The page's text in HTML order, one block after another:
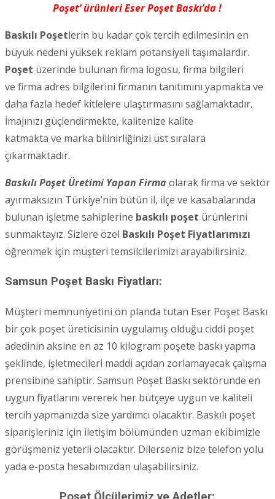
Poşet’ ürünleri Eser Poşet Baskı’da !
Baskılı Poşetlerin bu kadar çok tercih edilmesinin en
büyük nedeni yüksek reklam potansiyeli taşımalardır.
Poşet üzerinde bulunan firma logosu, firma bilgileri
ve firma adres bilgilerini firmanın tanıtımını yapmakta ve
daha fazla hedef kitlelere ulaştırmasını sağlamaktadır.
İmajınızı güçlendirmekte, kalitenize kalite
katmakta ve marka bilinirliğinizi üst sıralara
çıkarmaktadır.
Baskılı Poşet Üretimi Yapan Firma olarak firma ve sektör
ayırmaksızın Türkiye’nin bütün il, ilçe ve kasabalarında
bulunan işletme sahiplerine baskılı poşet ürünlerini
sunmaktayız. Sizlere özel Baskılı Poşet Fiyatlarımızı
öğrenmek için müşteri temsilcilerimizi arayabilirsiniz.
Samsun Poşet Baskı Fiyatları:
Müşteri memnuniyetini ön planda tutan Eser Poşet Baskı
bir çok poşet üreticisinin uygulamış olduğu ciddi poşet
adedinin aksine en az 10 kilogram poşete baskı yapma
şeklinde, işletmecileri maddi açıdan zorlamayacak çalışma
prensibine sahiptir. Samsun Poşet Baskı sektöründe en
uygun fiyatlarını vererek her bütçeye uygun ve kaliteli
tercih yapmanızda size yardımcı olacaktır. Baskılı poşet
siparişleriniz için iletişim bölümünden uzman ekibimizle
görüşmeniz yeterli olacaktır. Dilerseniz bize telefon yolu
yada e-posta hesabımızdan ulaşabilirsiniz.